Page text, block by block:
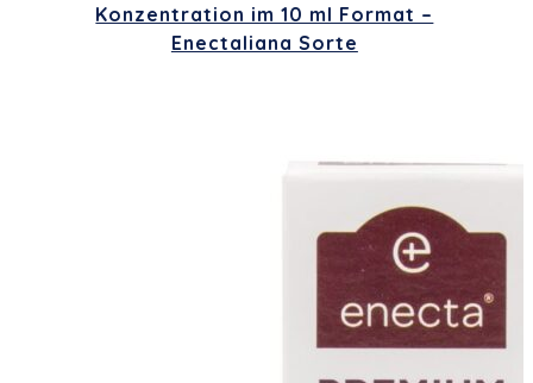
Konzentration im 10 ml Format –
Enectaliana Sorte